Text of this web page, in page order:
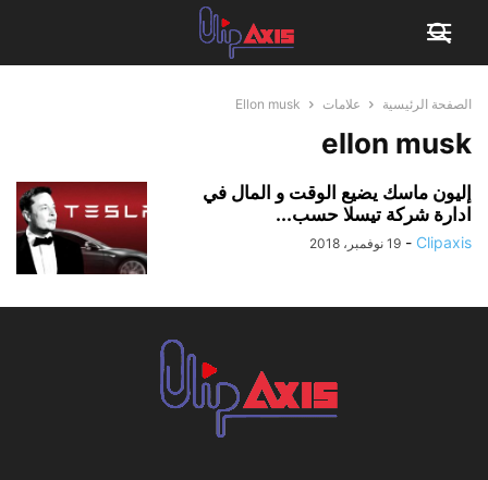
الصفحة الرئيسية علامات Ellon musk
ellon musk
إليون ماسك يضيع الوقت و المال في
ادارة شركة تيسلا حسب...
Clipaxis
- 19 نوفمبر، 2018